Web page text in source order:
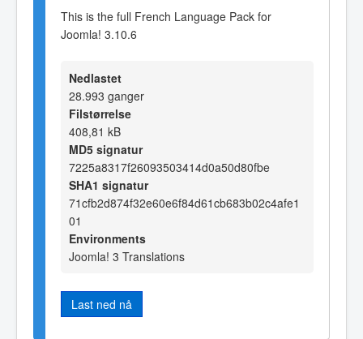
This is the full French Language Pack for
Joomla! 3.10.6
Nedlastet
28.993 ganger
Filstørrelse
408,81 kB
MD5 signatur
7225a8317f26093503414d0a50d80fbe
SHA1 signatur
71cfb2d874f32e60e6f84d61cb683b02c4afe1
01
Environments
Joomla! 3 Translations
Last ned nå